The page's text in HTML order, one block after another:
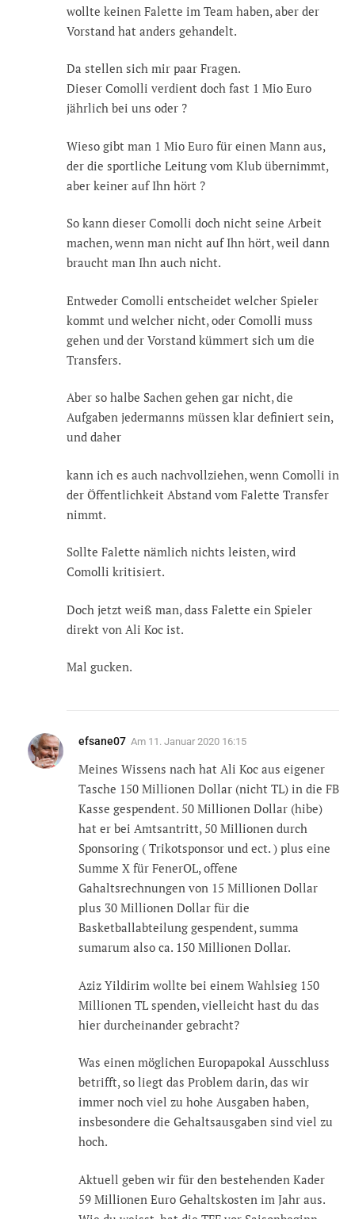
wollte keinen Falette im Team haben, aber der
Vorstand hat anders gehandelt.
Da stellen sich mir paar Fragen.
Dieser Comolli verdient doch fast 1 Mio Euro
jährlich bei uns oder ?
Wieso gibt man 1 Mio Euro für einen Mann aus,
der die sportliche Leitung vom Klub übernimmt,
aber keiner auf Ihn hört ?
So kann dieser Comolli doch nicht seine Arbeit
machen, wenn man nicht auf Ihn hört, weil dann
braucht man Ihn auch nicht.
Entweder Comolli entscheidet welcher Spieler
kommt und welcher nicht, oder Comolli muss
gehen und der Vorstand kümmert sich um die
Transfers.
Aber so halbe Sachen gehen gar nicht, die
Aufgaben jedermanns müssen klar definiert sein,
und daher
kann ich es auch nachvollziehen, wenn Comolli in
der Öffentlichkeit Abstand vom Falette Transfer
nimmt.
Sollte Falette nämlich nichts leisten, wird
Comolli kritisiert.
Doch jetzt weiß man, dass Falette ein Spieler
direkt von Ali Koc ist.
Mal gucken.
efsane07 Am 11. Januar 2020 16:15
Meines Wissens nach hat Ali Koc aus eigener
Tasche 150 Millionen Dollar (nicht TL) in die FB
Kasse gespendent. 50 Millionen Dollar (hibe)
hat er bei Amtsantritt, 50 Millionen durch
Sponsoring ( Trikotsponsor und ect. ) plus eine
Summe X für FenerOL, offene
Gahaltsrechnungen von 15 Millionen Dollar
plus 30 Millionen Dollar für die
Basketballabteilung gespendent, summa
sumarum also ca. 150 Millionen Dollar.
Aziz Yildirim wollte bei einem Wahlsieg 150
Millionen TL spenden, vielleicht hast du das
hier durcheinander gebracht?
Was einen möglichen Europapokal Ausschluss
betrifft, so liegt das Problem darin, das wir
immer noch viel zu hohe Ausgaben haben,
insbesondere die Gehaltsausgaben sind viel zu
hoch.
Aktuell geben wir für den bestehenden Kader
59 Millionen Euro Gehaltskosten im Jahr aus.